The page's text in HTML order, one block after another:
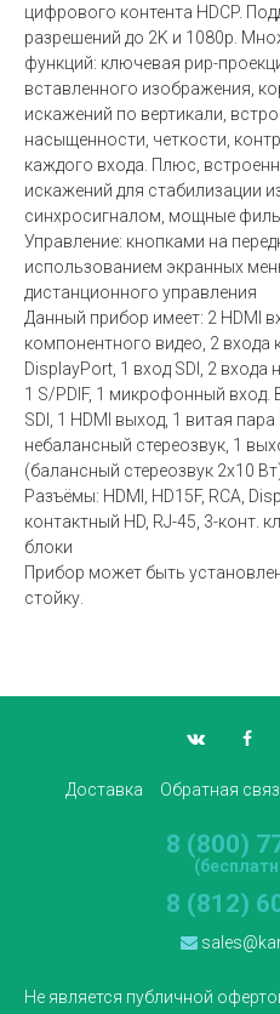
цифрового контента HDCP.
разрешений до 2K и 1080p.
функций: ключевая рир-
вставленного изображения,
искажений по вертикали,
насыщенности, четкости,
каждого входа. Плюс,
искажений для стабилизации
синхросигналом, мощные
Управление: кнопками на
использованием экранных
дистанционного управления
Данный прибор имеет: 2 HDMI
компонентного видео, 2 входа
DisplayPort, 1 вход SDI, 2 входа
1 S/PDIF, 1 микрофонный вход.
SDI, 1 HDMI выход, 1 витая пара
небалансный стереозвук, 1
(балансный стереозвук 2x10
Разъёмы: HDMI, HD15F, RCA,
контактный HD, RJ-45, 3-конт.
блоки
Прибор может быть
стойку.
Доставка Обратная
8 (800)
8 (812)
Не является публичной